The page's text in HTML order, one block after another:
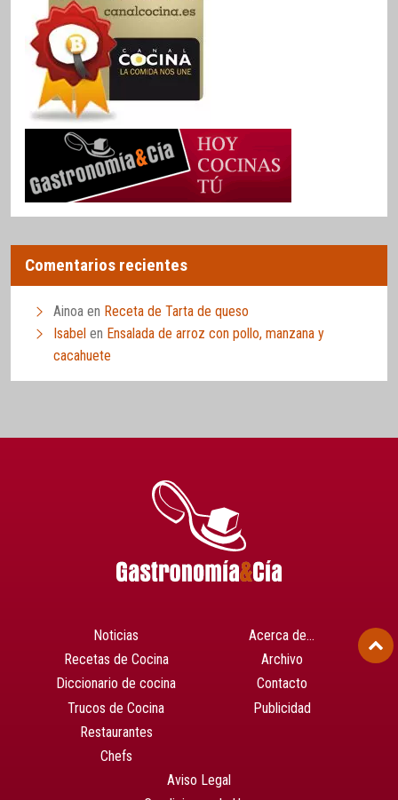
Comentarios recientes
Ainoa en Receta de Tarta de queso
Isabel en Ensalada de arroz con pollo, manzana y
cacahuete
Noticias
Recetas de Cocina
Diccionario de cocina
Trucos de Cocina
Restaurantes
Chefs
Acerca de…
Archivo
Contacto
Publicidad
Aviso Legal